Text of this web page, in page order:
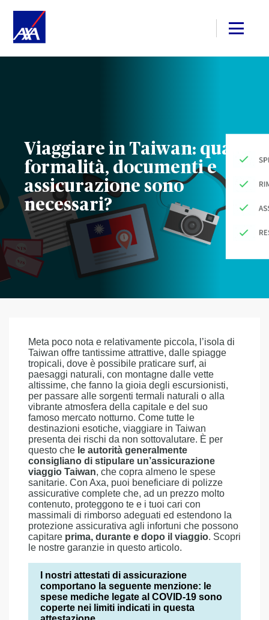
Viaggiare in Taiwan: quali
formalità, documenti e
assicurazione sono
necessari?
Meta poco nota e relativamente piccola, l’isola di
Taiwan offre tantissime attrattive, dalle spiagge
tropicali, dove è possibile praticare surf, ai
paesaggi naturali, con montagne dalle vette
altissime, che fanno la gioia degli escursionisti,
per passare alle sorgenti termali naturali o alla
vibrante atmosfera della capitale e del suo
famoso mercato notturno. Come tutte le
destinazioni esotiche, viaggiare in Taiwan
presenta dei rischi da non sottovalutare. È per
questo che le autorità generalmente
consigliano di stipulare un’assicurazione
viaggio Taiwan, che copra almeno le spese
sanitarie. Con Axa, puoi beneficiare di polizze
assicurative complete che, ad un prezzo molto
contenuto, proteggono te e i tuoi cari con
massimali di rimborso adeguati ed estendono la
protezione assicurativa agli infortuni che possono
capitare prima, durante e dopo il viaggio. Scopri
le nostre garanzie in questo articolo.
I nostri attestati di assicurazione
comportano la seguente menzione: le
spese mediche legate al COVID-19 sono
coperte nei limiti indicati in questa